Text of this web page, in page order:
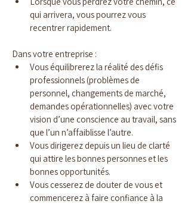
qui arrivera, vous pourrez vous
recentrer rapidement.
Dans votre entreprise :
Vous équilibrerez la réalité des défis
professionnels (problèmes de
personnel, changements de marché,
demandes opérationnelles) avec votre
vision d’une conscience au travail, sans
que l’un n’affaiblisse l’autre.
Vous dirigerez depuis un lieu de clarté
qui attire les bonnes personnes et les
bonnes opportunités.
Vous cesserez de douter de vous et
commencerez à faire confiance à la